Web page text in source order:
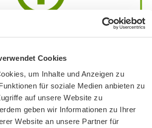
Cookies
um Inhalte und Anzeigen zu
für soziale Medien anbieten zu
auf unsere Website zu
geben wir Informationen zu Ihrer
Website an unsere Partner für
51 56 76-33 jeweils ab